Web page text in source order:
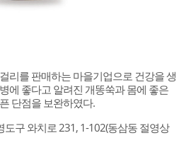
리를 판매하는 마을기업으로 건강을 생
에 좋다고 알려진 개똥쑥과 몸에 좋은
단점을 보완하였다.
도구 와치로 231, 1-102(동삼동 절영상